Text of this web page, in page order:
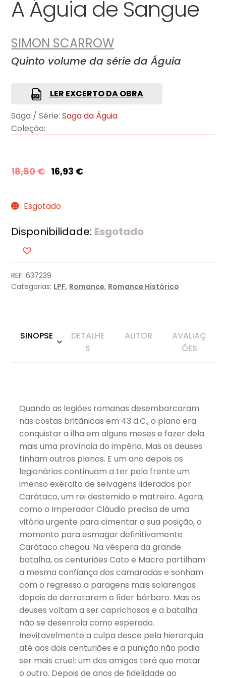
A Águia de Sangue
SIMON SCARROW
Quinto volume da série da Águia
LER EXCERTO DA OBRA
Saga / Série: Saga da Águia
Coleção:
18,80€ 16,93 €
Esgotado
Disponibilidade: Esgotado
REF:637239
Categorias: LPF, Romance, Romance Histórico
SINOPSE
DETALHE
S
AUTOR
AVALIAÇ
ÕES
Quando as legiões romanas desembarcaram
nas costas britânicas em 43 d.C., o plano era
conquistar a ilha em alguns meses e fazer dela
mais uma província do império. Mas os deuses
tinham outros planos. E um ano depois os
legionários continuam a ter pela frente um
imenso exército de selvagens liderados por
Carátaco, um rei destemido e matreiro. Agora,
como o Imperador Cláudio precisa de uma
vitória urgente para cimentar a sua posição, o
momento para esmagar definitivamente
Carátaco chegou. Na véspera da grande
batalha, os centuriões Cato e Macro partilham
a mesma confiança dos camaradas e sonham
com o regresso a paragens mais solarengas
depois de derrotarem o líder bárbaro. Mas os
deuses voltam a ser caprichosos e a batalha
não se desenrola como esperado.
Inevitavelmente a culpa desce pela hierarquia
até aos dois centuriões e a punição não podia
ser mais cruel: um dos amigos terá que matar
o outro. Depois de anos de fidelidade ao